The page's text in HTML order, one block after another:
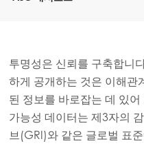
투명성은 신뢰를 구축합니
하게 공개하는 것은 이해관
된 정보를 바로잡는 데 있
가능성 데이터는 제3자의
브(GRI)와 같은 글로벌 표